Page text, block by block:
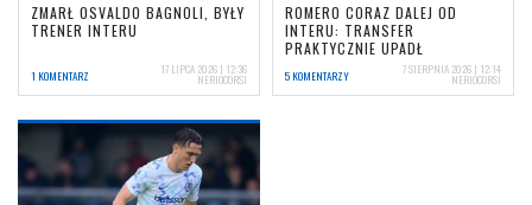
ZMARŁ OSVALDO BAGNOLI, BYŁY
TRENER INTERU
1 KOMENTARZ 17 LIPCA 2026 | 12:36
NERIOCORSI
ROMERO CORAZ DALEJ OD
INTERU: TRANSFER
PRAKTYCZNIE UPADŁ
5 KOMENTARZY 7 SIERPNIA 2026 | 12:14
NERIOCORSI